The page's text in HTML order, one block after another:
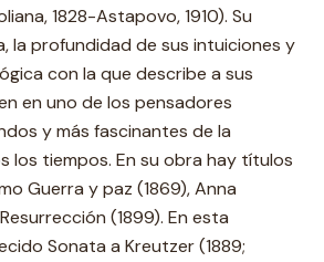
1828-Astapovo, 1910). Su
la profundidad de sus intuiciones y
con la que describe a sus
en uno de los pensadores
y más fascinantes de la
los tiempos. En su obra hay títulos
Guerra y paz (1869), Anna
(1899). En esta
Sonata a Kreutzer (1889;